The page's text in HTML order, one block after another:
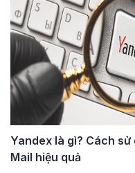
Yandex là gì? Cách
Mail hiệu quả